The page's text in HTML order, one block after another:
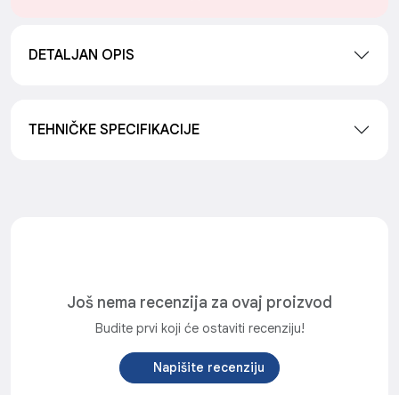
DETALJAN OPIS
TEHNIČKE SPECIFIKACIJE
Još nema recenzija za ovaj proizvod
Budite prvi koji će ostaviti recenziju!
Napišite recenziju